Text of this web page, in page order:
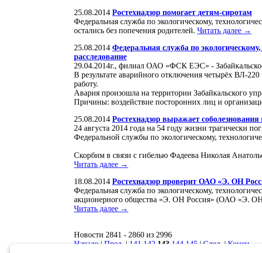
25.08.2014 Ростехнадзор помогает детям-сиротам
Федеральная служба по экологическому,
остались без попечения родителей. Читать далее →
25.08.2014 Федеральная служба по
расследование
29.04.2014г., филиал ОАО «ФСК ЕЭС» -
В результате аварийного отключения четырёх ВЛ-
работу.
Авария произошла на территории Забайкальского
Причины: воздействие посторонних лиц и
25.08.2014 Ростехнадзор выражает
24 августа 2014 года на 54 году жизни трагически
Федеральной службы по экологическому,
Скорбим в связи с гибелью Фадеева Николая
Читать далее →
18.08.2014 Ростехнадзор проверит ОАО «Э. ОН
Федеральная служба по экологическому,
акционерного общества «Э. ОН Россия» (ОАО «Э.
Читать далее →
Новости 2841 - 2860 из 2996
Начало | Пред. | 141 142 143 144 145 | След. | Конец